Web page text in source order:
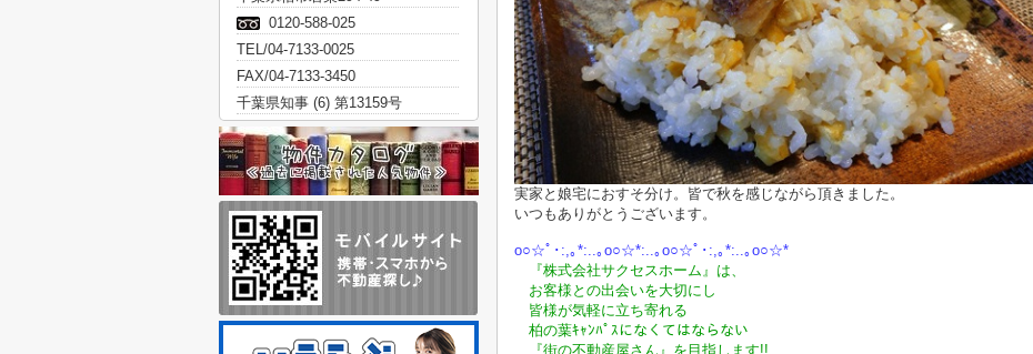
実家と娘宅におすそ分け。皆で秋を感じながら頂きました。
いつもありがとうございます。
o○☆ﾟ･:,｡*:..｡o○☆*:..｡o○☆ﾟ･:,｡*:..｡o○☆*
『株式会社サクセスホーム』は、
お客様との出会いを大切にし
皆様が気軽に立ち寄れる
柏の葉ｷｬﾝﾊﾟｽになくてはならない
『街の不動産屋さん』を目指します!!
0120-588-025
TEL/04-7133-0025
FAX/04-7133-3450
千葉県知事 (6) 第13159号